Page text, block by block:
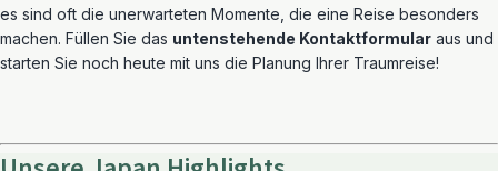
es sind oft die unerwarteten Momente, die eine Reise besonders
machen. Füllen Sie das untenstehende Kontaktformular aus und
starten Sie noch heute mit uns die Planung Ihrer Traumreise!